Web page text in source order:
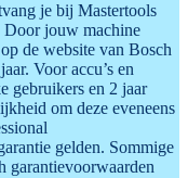
je bij Mastertools
Door jouw machine
de website van Bosch
Voor accu’s en
gebruikers en 2 jaar
om deze eveneens
gelden. Sommige
garantievoorwaarden